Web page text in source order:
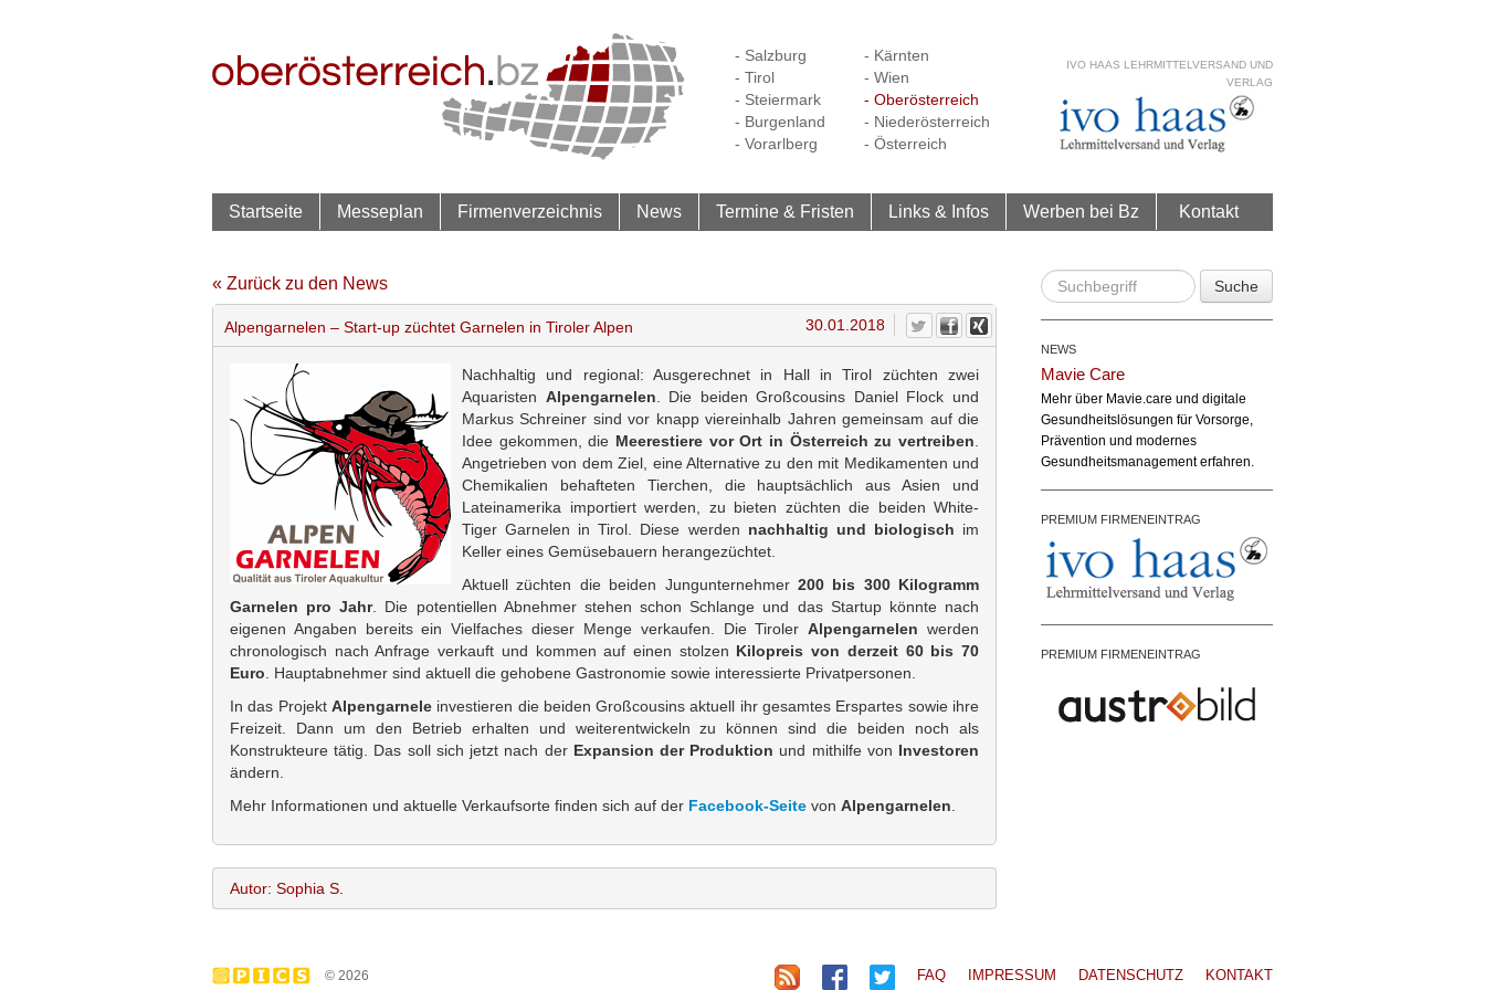
- Salzburg
- Tirol
- Steiermark
- Burgenland
- Vorarlberg
- Kärnten
- Wien
- Oberösterreich
- Niederösterreich
- Österreich
IVO HAAS LEHRMITTELVERSAND UND
VERLAG
Startseite Messeplan Firmenverzeichnis News Termine & Fristen Links & Infos Werben bei Bz Kontakt
« Zurück zu den News
Alpengarnelen – Start-up züchtet Garnelen in Tiroler Alpen 30.01.2018
Nachhaltig und regional: Ausgerechnet in Hall in Tirol züchten zwei
Aquaristen Alpengarnelen . Die beiden Großcousins Daniel Flock und
Markus Schreiner sind vor knapp viereinhalb Jahren gemeinsam auf die
Idee gekommen, die Meerestiere vor Ort in Österreich zu vertreiben
Angetrieben von dem Ziel, eine Alternative zu den mit Medikamenten und
Chemikalien behafteten Tierchen, die hauptsächlich aus Asien und
Lateinamerika importiert werden, zu bieten züchten die beiden White-
Tiger Garnelen in Tirol. Diese werden nachhaltig und biologisch im
Keller eines Gemüsebauern herangezüchtet.
Aktuell züchten die beiden Jungunternehmer 200 bis 300 Kilogramm
Garnelen pro Jahr. Die potentiellen Abnehmer stehen schon Schlange und das Startup könnte nach
eigenen Angaben bereits ein Vielfaches dieser Menge verkaufen. Die TirolerAlpengarnelen werden
chronologisch nach Anfrage verkauft und kommen auf einen stolzen Kilopreis von derzeit 60 bis 70
Euro . Hauptabnehmer sind aktuell die gehobene Gastronomie sowie interessierte Privatpersonen.
In das Projekt Alpengarneleinvestieren die beiden Großcousins aktuell ihr gesamtes Erspartes sowie ihre
Freizeit. Dann um den Betrieb erhalten und weiterentwickeln zu können sind die beiden noch als
Konstrukteure tätig. Das soll sich jetzt nach der Expansion der Produktion und mithilfe von Investoren
ändern.
Mehr Informationen und aktuelle Verkaufsorte finden sich auf der Facebook-Seite von Alpengarnelen
Autor: Sophia S.
Suche
NEWS
Mavie Care
Mehr über Mavie.care und digitale
Gesundheitslösungen für Vorsorge,
Prävention und modernes
Gesundheitsmanagement erfahren.
PREMIUM FIRMENEINTRAG
PREMIUM FIRMENEINTRAG
© 2026 FAQ IMPRESSUM DATENSCHUTZ KONTAKT